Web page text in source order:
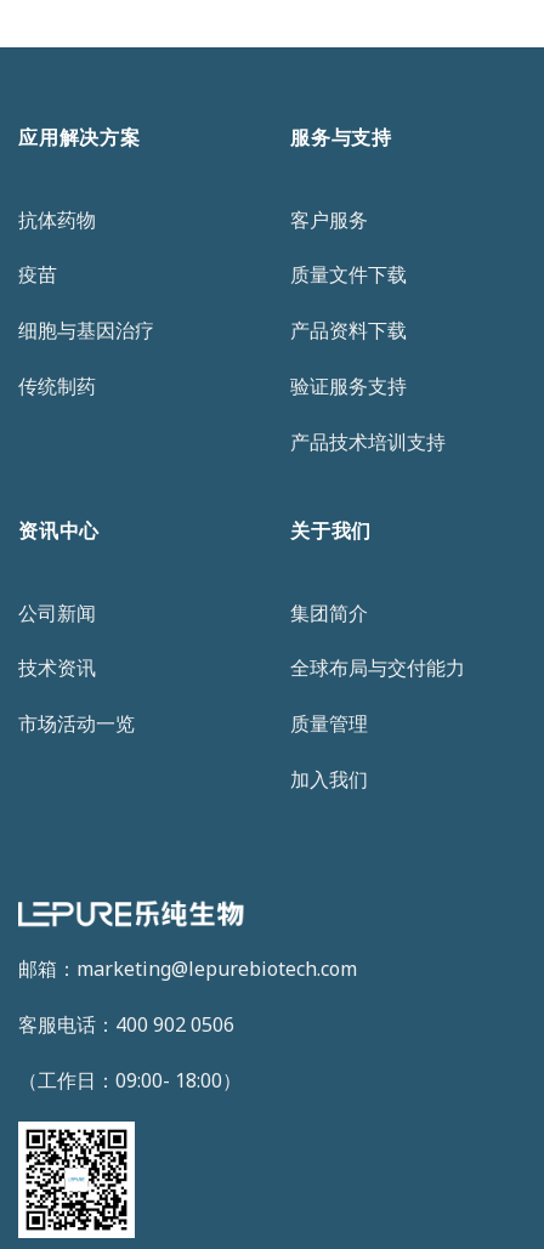
邮箱：marketing@lepurebiotech.com
客服电话：400 902 0506
（工作日：09:00- 18:00）
应用解决方案
抗体药物
疫苗
细胞与基因治疗
传统制药
服务与支持
客户服务
质量文件下载
产品资料下载
验证服务支持
产品技术培训支持
资讯中心
公司新闻
技术资讯
市场活动一览
关于我们
集团简介
全球布局与交付能力
质量管理
加入我们